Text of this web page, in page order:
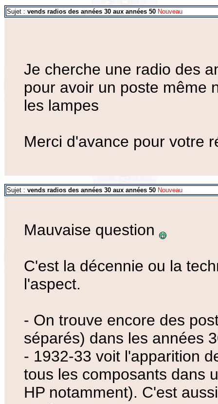
Sujet : vends radios des années 30 aux années 50 Nouveau
Je cherche une radio des
pour avoir un poste même
les lampes
Merci d'avance pour votre
Sujet : vends radios des années 30 aux années 50 Nouveau
Mauvaise question
C'est la décennie ou la
l'aspect.
- On trouve encore des
séparés) dans les années
- 1932-33 voit l'apparition
tous les composants dans
HP notamment). C'est